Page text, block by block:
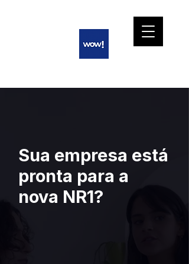
Sua empresa está
pronta para a
nova NR1?